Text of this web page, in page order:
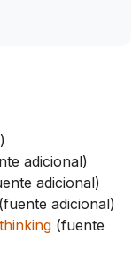
adicional)
adicional)
(fuente adicional)
(fuente